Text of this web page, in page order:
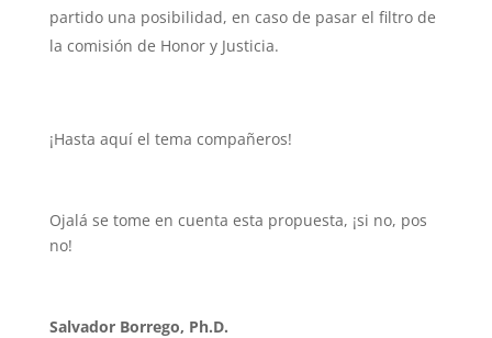
partido una posibilidad, en caso de pasar el filtro de
la comisión de Honor y Justicia.
¡Hasta aquí el tema compañeros!
Ojalá se tome en cuenta esta propuesta, ¡si no, pos
no!
Salvador Borrego, Ph.D.